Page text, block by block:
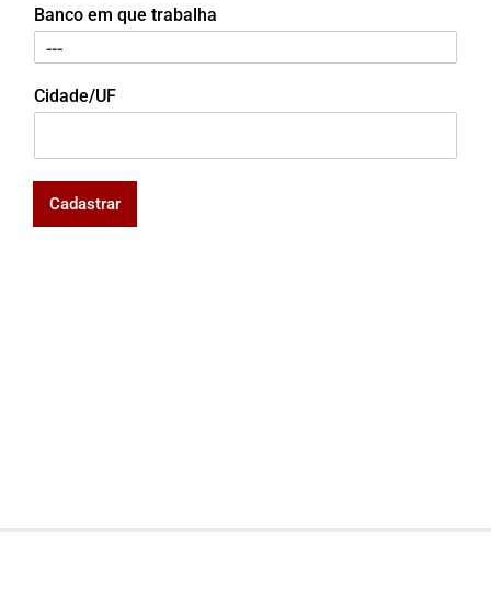
Banco em que trabalha
Cidade/UF
Cadastrar